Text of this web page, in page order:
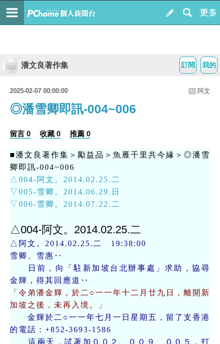
我的
訂閱
潘文良著作集
2025-02-07 00:00:00 阿文
◎潘雪卿即訊-004~006
留言 0 收藏 0 推薦 0
■潘文良著作集＞勵益品＞魚雁千里共今緣＞◎潘雪
卿即訊-004~006
△004-阿文。2014.02.25.二
▽005-雪卿。2014.06.29.日
▽006-雪卿。2014.07.22.二
△004-阿文。2014.02.25.二
△阿文。2014.02.25.二 19:38:00
雪卿、雪惠‥
日前，向「駐新加坡台北辦事處」求助，協尋
金輝，得其回應道‥
「令弟潘金輝，於二○一一年十二月廿九日，離開新
加坡之後，未再入境。」
金輝於二○一一年七月一日星期五，留了支香港
的電話：+852-3693-1586
這兩天，試著加００２、００９、００５，打